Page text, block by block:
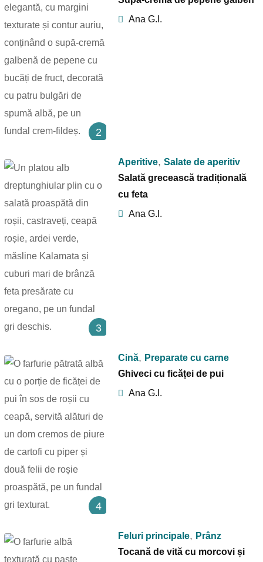
2
Ana G.I.
3
Aperitive, Salate de aperitiv
Salată grecească tradițională
cu feta
Ana G.I.
4
Cină, Preparate cu carne
Ghiveci cu ficăței de pui
Ana G.I.
Feluri principale, Prânz
Tocană de vită cu morcovi și